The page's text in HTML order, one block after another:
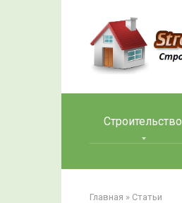
Строительство
Главная » Статьи